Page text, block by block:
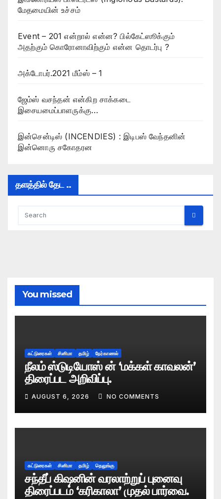
மேதமையின் உச்சம்
Event – 201 என்றால் என்ன? பில்கேட்ஸூக்கும்
அதற்கும் கொரோனாவிற்கும் என்ன தொடர்பு ?
அக்டோபர்.2021 மீம்ஸ் – 1
ஜேம்ஸ் வசந்தன் என்கிற சாக்கடை
இசையமைப்பாளருக்கு…
இன்சென்டிஸ் (INCENDIES) : இடிபஸ் வேந்தனின்
இன்னொரு சகோதரன
தளத்தில் தேட ..
You missed
கட்டுரைகள் சினிமா தமிழ் நேர்காணல்
நீலம் ஸ்டுடியோஸ் ன் ‘மக்கள் காவலன்’
திரைப்பட அறிவிப்பு.
AUGUST 6, 2026 NO COMMENTS
கட்டுரைகள் சினிமா தமிழ் தெலுங்கு
சந்தீப் கிஷனின் வரலாற்றுப் புனைவு
திரைப்படம் ‘கரிகாலா’ முதல் பார்வை.